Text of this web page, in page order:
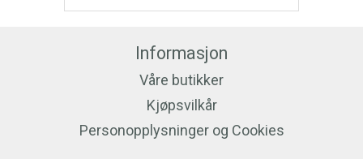
Informasjon
Våre butikker
Kjøpsvilkår
Personopplysninger og Cookies